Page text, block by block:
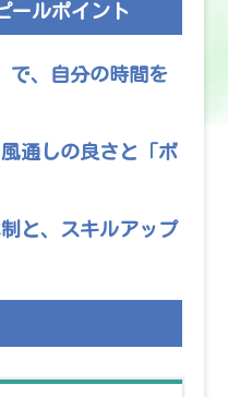
ールポイント
で、自分の時間を
通しの良さと「ボ
と、スキルアップ